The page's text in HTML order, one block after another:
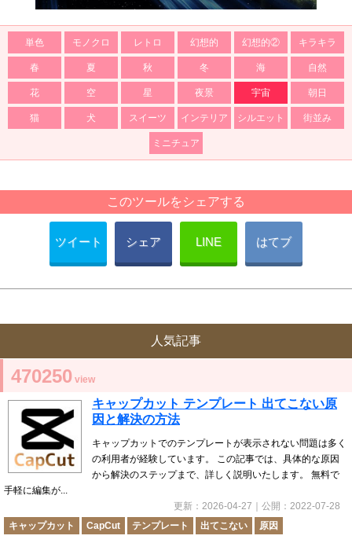
単色 モノクロ レトロ 幻想的 幻想的② キラキラ
春 夏 秋 冬 海 自然
花 空 星 夜景 宇宙 朝日
猫 犬 スイーツ インテリア シルエット 街並み
ミニチュア
このツールをシェアする
ツイート シェア LINE はてブ
人気記事
470250 view
キャップカット テンプレート 出てこない原
因と解決の方法
キャップカットでのテンプレートが表示されない問題は多く
の利用者が経験しています。 この記事では、具体的な原因
から解決のステップまで、詳しく説明いたします。 無料で
手軽に編集が...
更新： 2026-04-27 ｜公開： 2022-07-28
キャップカット
CapCut テンプレート 出てこない 原因